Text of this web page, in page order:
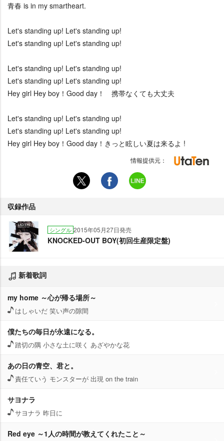
青春 is in my smartheart.
Let's standing up! Let's standing up!
Let's standing up! Let's standing up!
Let's standing up! Let's standing up!
Let's standing up! Let's standing up!
Hey girl Hey boy！Good day！ 携帯なくても大丈夫
Let's standing up! Let's standing up!
Let's standing up! Let's standing up!
Hey girl Hey boy！Good day！きっと眩しい夏は来るよ !
情報提供元：
収録作品
シングル 2015年05月27日発売
KNOCKED-OUT BOY(初回生産限定盤)
新着歌詞
my home ～心が帰る場所～
はしゃいだ 笑い声の隙間
僕たちの毎日が永遠になる。
踏切の隅 小さな土に咲く あざやかな花
あの日の青空、君と。
責任ていう モンスターが 出現 on the train
サヨナラ
サヨナラ 昨日に
Red eye ～1人の時間が教えてくれたこと～